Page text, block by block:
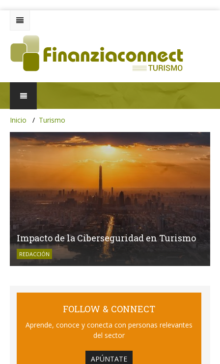
Inicio Turismo
Impacto de la Ciberseguridad en Turismo
REDACCIÓN
FOLLOW & CONNECT
Aprende, conoce y conecta con personas relevantes
del sector
APÚNTATE